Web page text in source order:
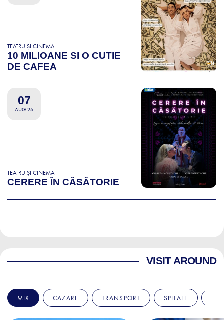
TEATRU ȘI CINEMA
10 MILIOANE SI O CUTIE
DE CAFEA
07
AUG 26
TEATRU ȘI CINEMA
CERERE ÎN CĂSĂTORIE
VISIT AROUND
MIX CAZARE TRANSPORT SPITALE